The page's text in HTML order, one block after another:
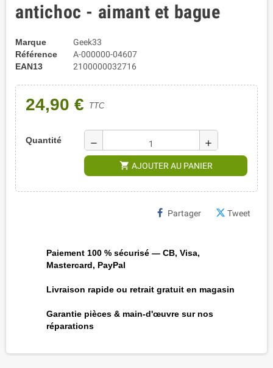
antichoc - aimant et bague
Marque
Geek33
Référence
A-000000-04607
EAN13
2100000032716
24,90 € TTC
Quantité remove add
shopping_cart AJOUTER AU PANIER
Partager Tweet
Paiement 100 % sécurisé — CB, Visa,
Mastercard, PayPal
Livraison rapide ou retrait gratuit en magasin
Garantie pièces & main-d'œuvre sur nos
réparations